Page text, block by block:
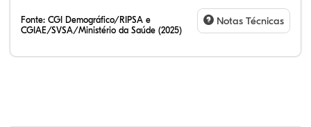
Fonte: CGI Demográfico/RIPSA e
CGIAE/SVSA/Ministério da Saúde (2025)
Notas Técnicas